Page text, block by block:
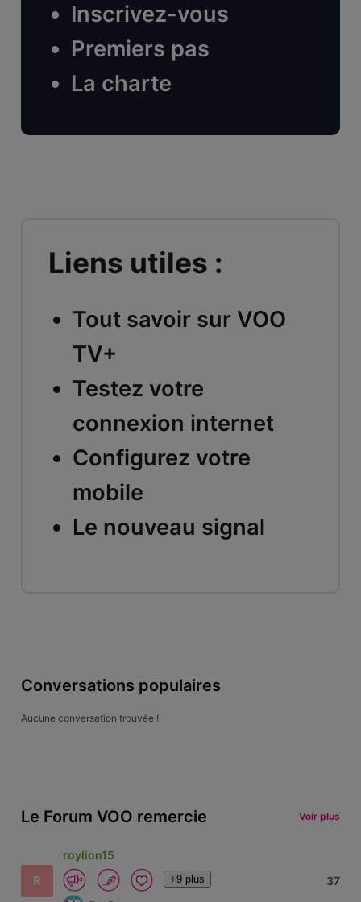
Inscrivez-vous
Premiers pas
La charte
Liens utiles :
Tout savoir sur VOO
TV+
Testez votre
connexion internet
Configurez votre
mobile
Le nouveau signal
Conversations populaires
Aucune conversation trouvée !
Le Forum VOO remercie Voir plus
R
roylion15
+9 plus 37